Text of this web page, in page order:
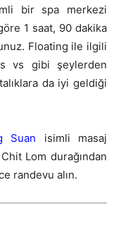
bir spa merkezi
1 saat, 90 dakika
Floating ile ilgili
vs gibi şeylerden
da iyi geldiği
Suan isimli masaj
Lom durağından
randevu alın.